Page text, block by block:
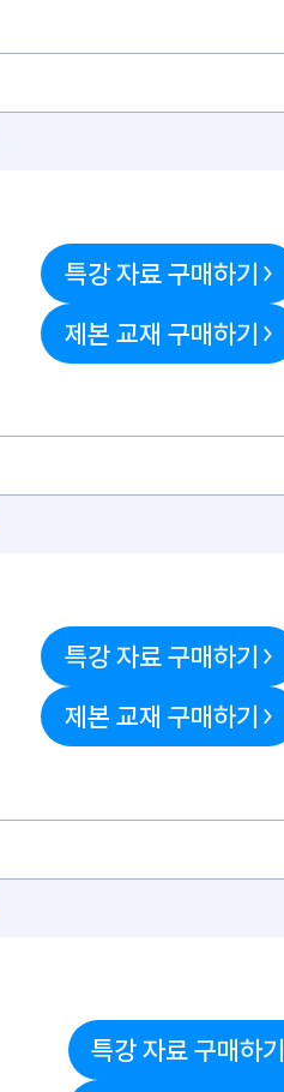
특강 자료 구매하기
제본 교재 구매하기
특강 자료 구매하기
제본 교재 구매하기
특강 자료 구매하기